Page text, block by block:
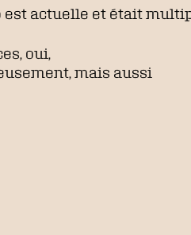
est actuelle et était
oui,
mais aussi